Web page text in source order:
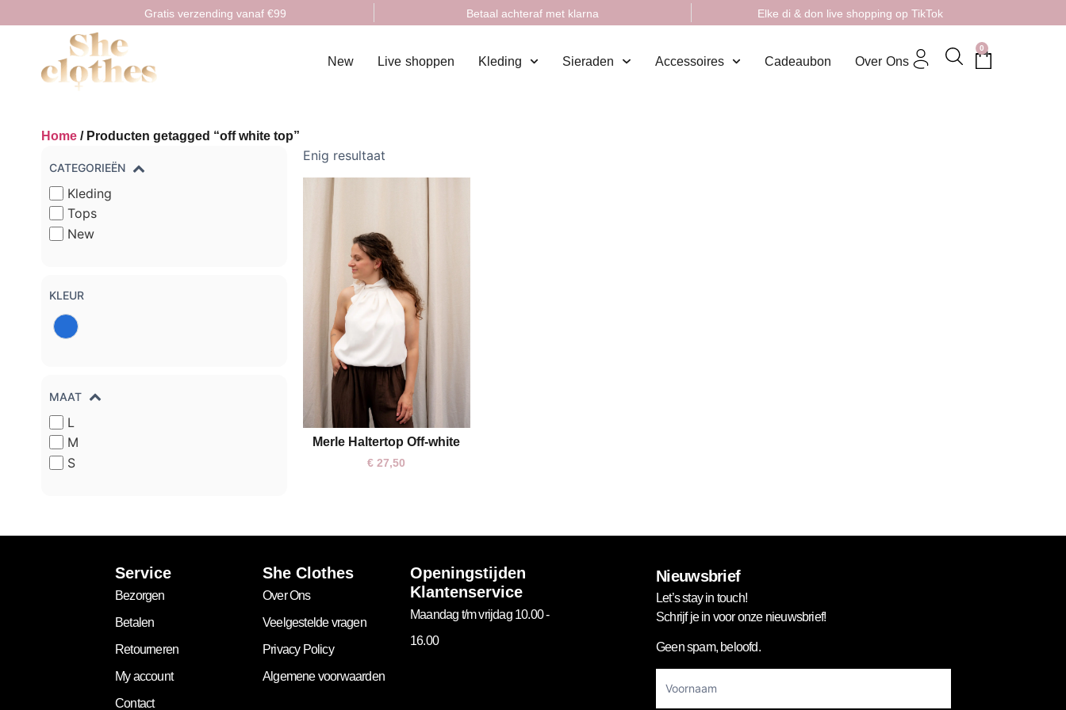
Gratis verzending vanaf €99 Betaal achteraf met klarna Elke di & don live shopping op TikTok
New Live shoppen Kleding Sieraden Accessoires Cadeaubon Over Ons
0
Home / Producten getagged “off white top”
CATEGORIEËN
Kleding
Tops
New
KLEUR
MAAT
L
M
S
Enig resultaat
S M L
Merle Haltertop Off-white
€ 27,50
Service
Bezorgen
Betalen
Retourneren
My account
Contact
She Clothes
Over Ons
Veelgestelde vragen
Privacy Policy
Algemene voorwaarden
Openingstijden
Klantenservice
Maandag t/m vrijdag 10.00 -
16.00
Nieuwsbrief
Let’s stay in touch!
Schrijf je in voor onze nieuwsbrief!
Geen spam, beloofd.
Newsletter